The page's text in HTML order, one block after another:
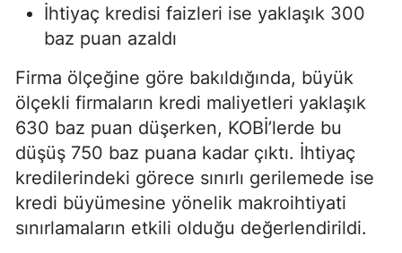
İhtiyaç kredisi faizleri ise yaklaşık 300
baz puan azaldı
Firma ölçeğine göre bakıldığında, büyük
ölçekli firmaların kredi maliyetleri yaklaşık
630 baz puan düşerken, KOBİ’lerde bu
düşüş 750 baz puana kadar çıktı. İhtiyaç
kredilerindeki görece sınırlı gerilemede ise
kredi büyümesine yönelik makroihtiyati
sınırlamaların etkili olduğu değerlendirildi.